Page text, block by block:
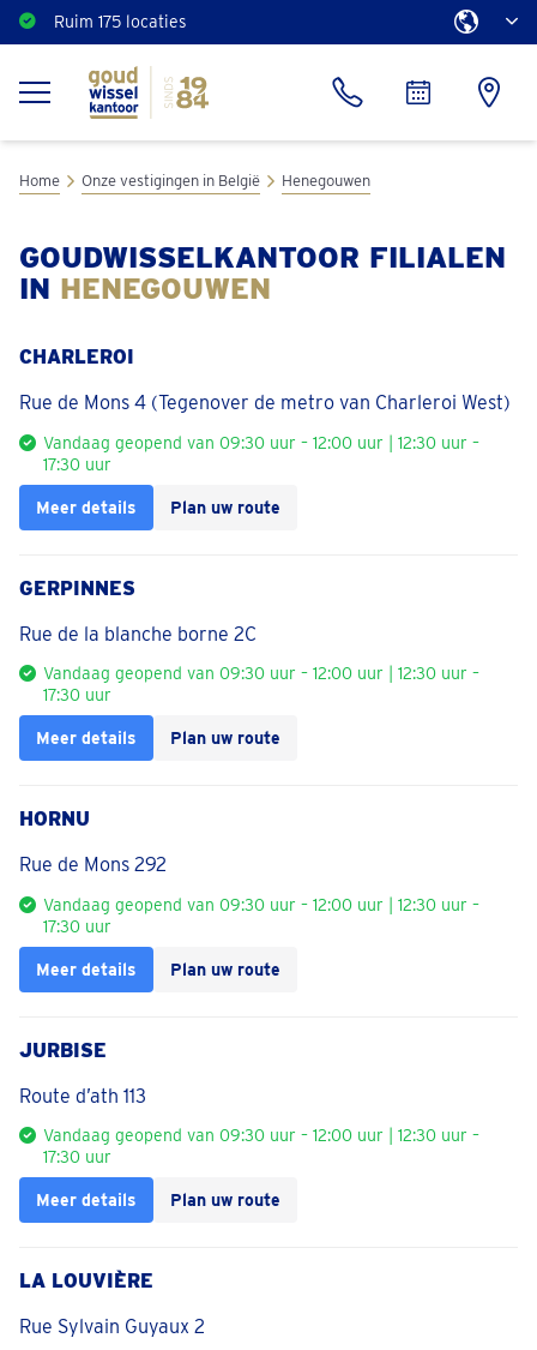
Ruim 175 locaties
Home Onze vestigingen in België Henegouwen
GOUDWISSELKANTOOR FILIALEN
IN HENEGOUWEN
CHARLEROI
Rue de Mons 4 (Tegenover de metro van Charleroi West)
Vandaag geopend van 09:30 uur – 12:00 uur | 12:30 uur –
17:30 uur
Meer details Plan uw route
GERPINNES
Rue de la blanche borne 2C
Vandaag geopend van 09:30 uur – 12:00 uur | 12:30 uur –
17:30 uur
Meer details Plan uw route
HORNU
Rue de Mons 292
Vandaag geopend van 09:30 uur – 12:00 uur | 12:30 uur –
17:30 uur
Meer details Plan uw route
JURBISE
Route d’ath 113
Vandaag geopend van 09:30 uur – 12:00 uur | 12:30 uur –
17:30 uur
Meer details Plan uw route
LA LOUVIÈRE
Rue Sylvain Guyaux 2